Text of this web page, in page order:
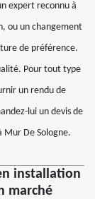
expert reconnu à
ou un changement
de préférence.
Pour tout type
un rendu de
lui un devis de
Mur De Sologne.
installation
marché